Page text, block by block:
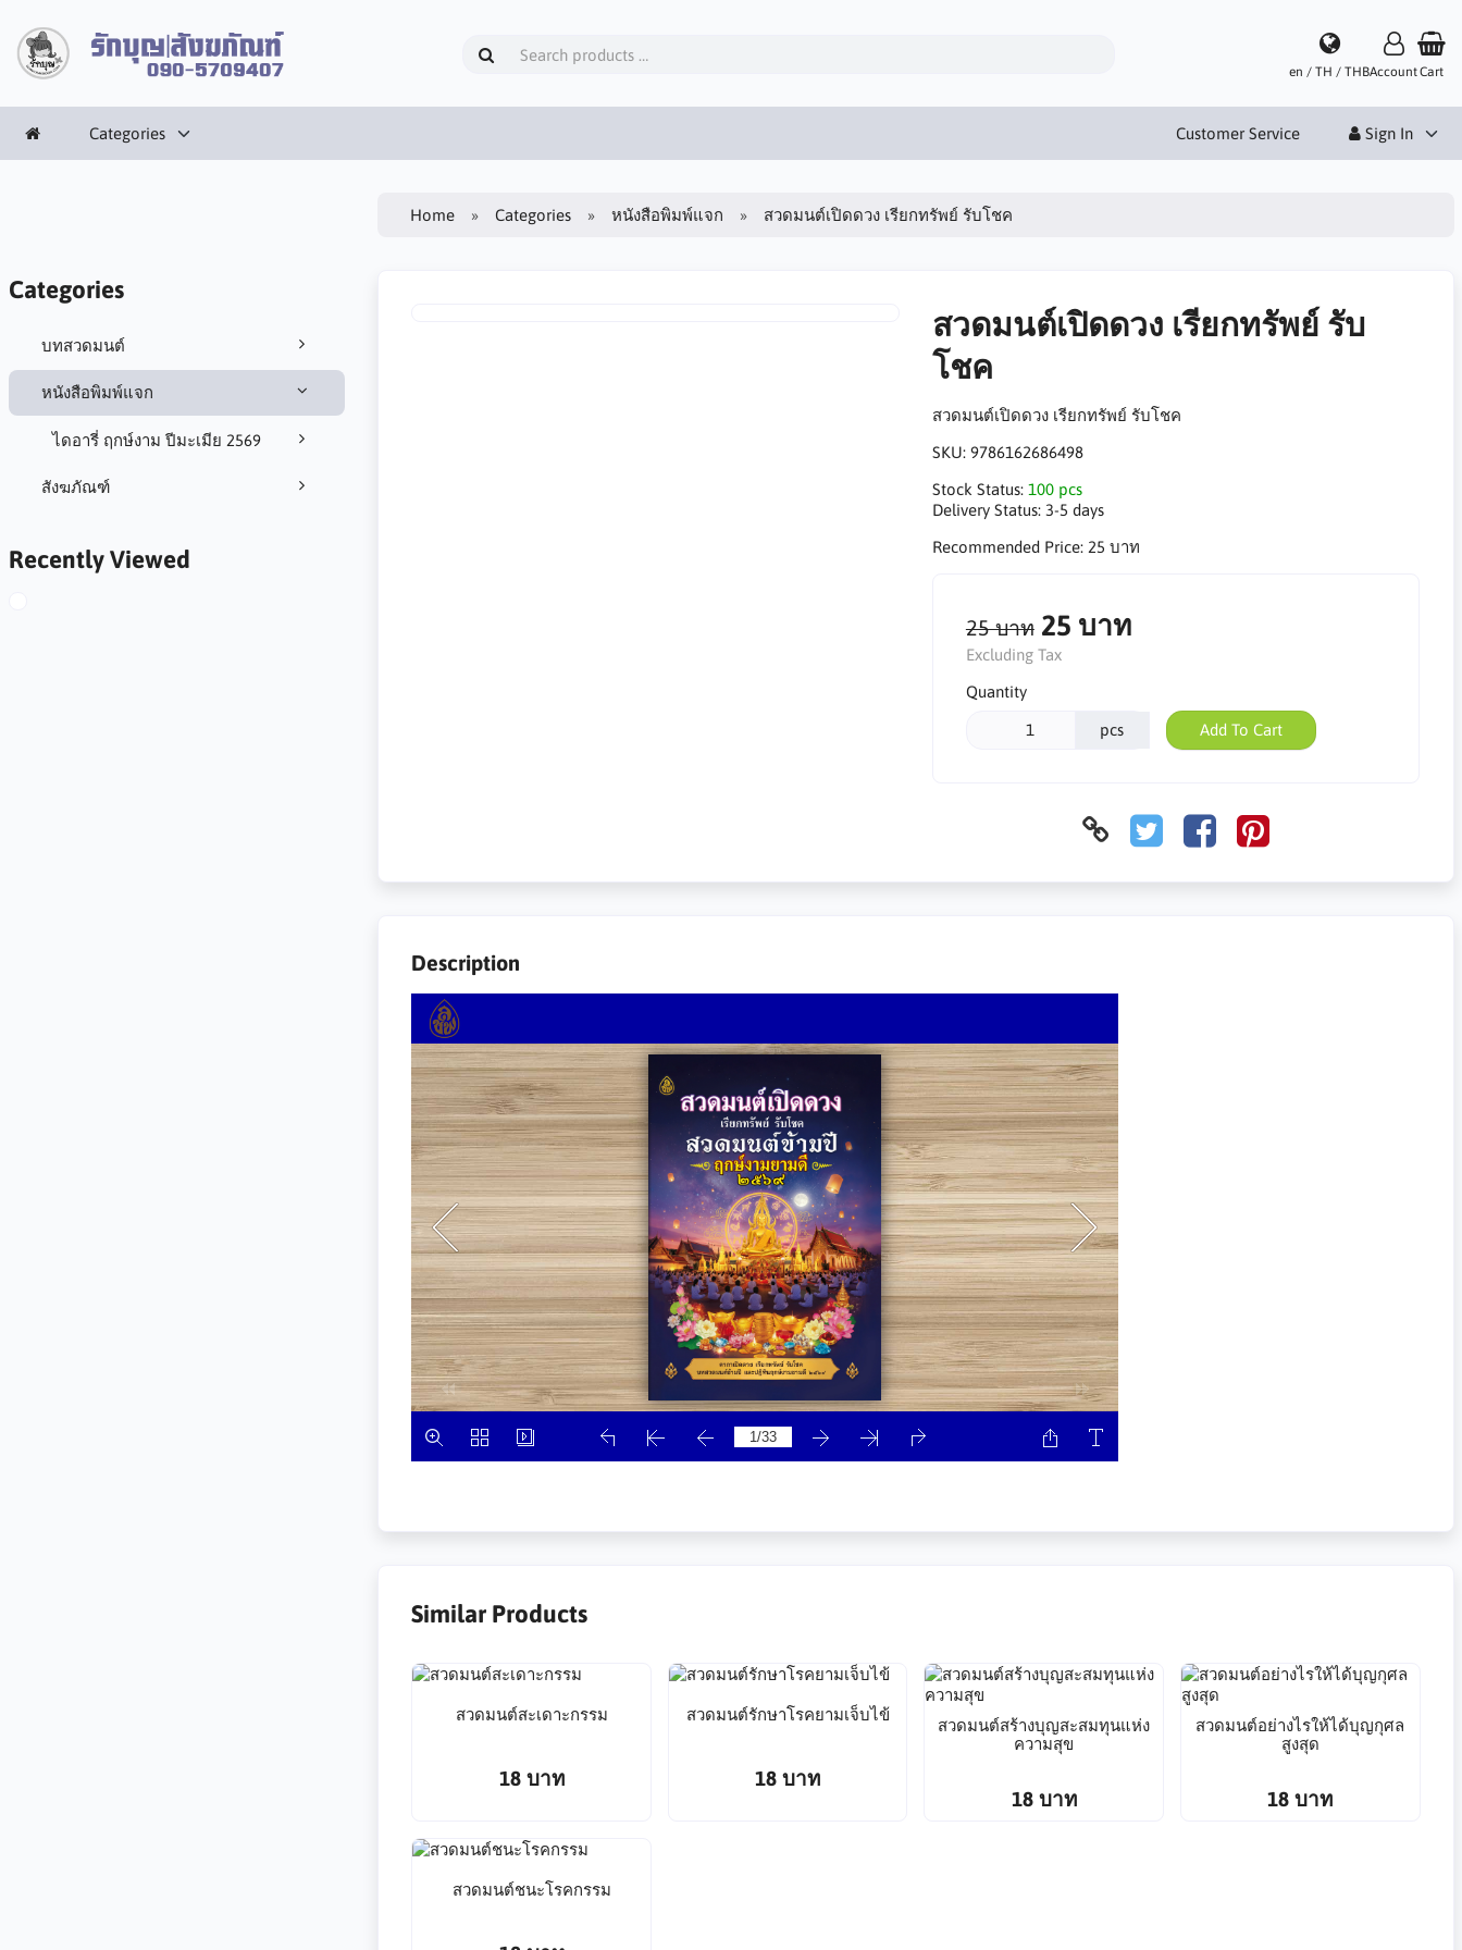
en / TH / THBAccountCart
Categories Customer Service Sign In
Categories
บทสวดมนต์
หนังสือพิมพ์แจก
ไดอารี่ ฤกษ์งาม ปีมะเมีย 2569
สังฆภัณฑ์
Recently Viewed
Home Categories หนังสือพิมพ์แจก สวดมนต์เปิดดวง เรียกทรัพย์ รับโชค
สวดมนต์เปิดดวง เรียกทรัพย์ รับ
โชค
สวดมนต์เปิดดวง เรียกทรัพย์ รับโชค
SKU: 9786162686498
Stock Status: 100 pcs
Delivery Status: 3-5 days
Recommended Price: 25 บาท
25 บาท 25 บาท
Excluding Tax
Quantity
pcs Add To Cart
Description
Similar Products
สวดมนต์สะเดาะกรรม
18 บาท
สวดมนต์รักษาโรคยามเจ็บไข้
18 บาท
สวดมนต์สร้างบุญสะสมทุนแห่ง
ความสุข
18 บาท
สวดมนต์อย่างไรให้ได้บุญกุศล
สูงสุด
18 บาท
สวดมนต์ชนะโรคกรรม